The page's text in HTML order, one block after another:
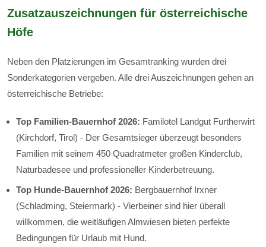
Zusatzauszeichnungen für österreichische
Höfe
Neben den Platzierungen im Gesamtranking wurden drei
Sonderkategorien vergeben. Alle drei Auszeichnungen gehen an
österreichische Betriebe:
Top Familien-Bauernhof 2026: Familotel Landgut Furtherwirt
(Kirchdorf, Tirol) - Der Gesamtsieger überzeugt besonders
Familien mit seinem 450 Quadratmeter großen Kinderclub,
Naturbadesee und professioneller Kinderbetreuung.
Top Hunde-Bauernhof 2026: Bergbauernhof Irxner
(Schladming, Steiermark) - Vierbeiner sind hier überall
willkommen, die weitläufigen Almwiesen bieten perfekte
Bedingungen für Urlaub mit Hund.